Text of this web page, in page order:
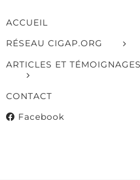
ACCUEIL
RÉSEAU CIGAP.ORG
ARTICLES ET TÉMOIGNAGES
CONTACT
Facebook